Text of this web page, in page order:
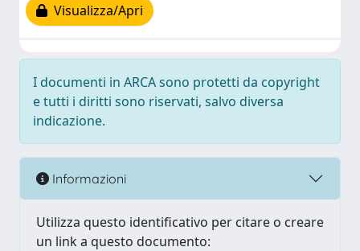
Visualizza/Apri
I documenti in ARCA sono protetti da copyright
e tutti i diritti sono riservati, salvo diversa
indicazione.
Informazioni
Utilizza questo identificativo per citare o creare
un link a questo documento: